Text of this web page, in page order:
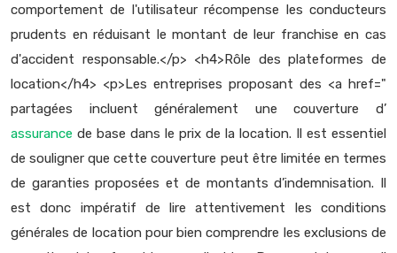
comportement de l'utilisateur récompense les conducteurs
prudents en réduisant le montant de leur franchise en cas
d'accident responsable.</p> <h4>Rôle des plateformes de
location</h4> <p>Les entreprises proposant des <a href="
partagées incluent généralement une couverture d’
assurance de base dans le prix de la location. Il est essentiel
de souligner que cette couverture peut être limitée en termes
de garanties proposées et de montants d’indemnisation. Il
est donc impératif de lire attentivement les conditions
générales de location pour bien comprendre les exclusions de